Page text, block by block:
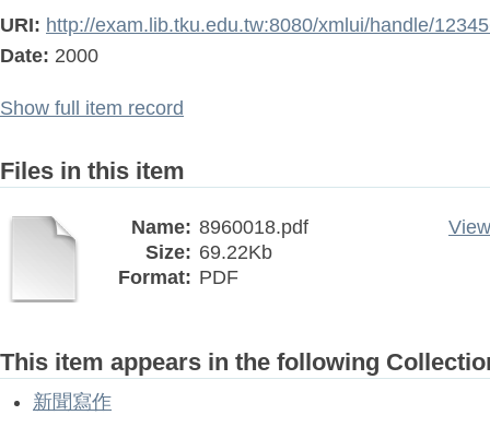
URI: http://exam.lib.tku.edu.tw:8080/xmlui/handle/
Date: 2000
Show full item record
Files in this item
Name: 8960018.pdf
Size: 69.22Kb
Format: PDF
This item appears in the following
新聞寫作